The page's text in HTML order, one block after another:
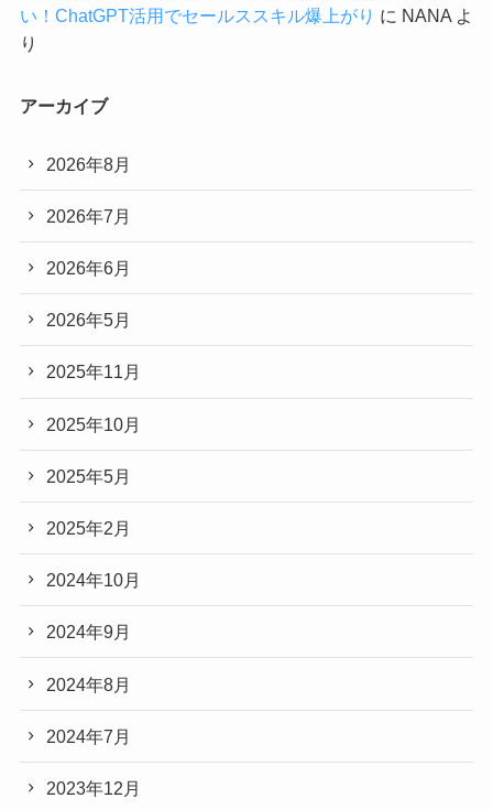
い！ChatGPT活用でセールススキル爆上がり に NANAよ
り
アーカイブ
2026年8月
2026年7月
2026年6月
2026年5月
2025年11月
2025年10月
2025年5月
2025年2月
2024年10月
2024年9月
2024年8月
2024年7月
2023年12月